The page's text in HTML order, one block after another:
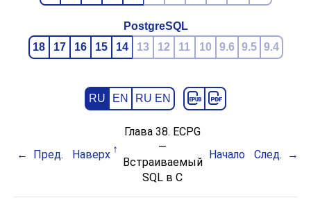
PostgreSQL
18
17 16 15 14 13 12 11 10 9.6 9.5 9.4
RU EN RU EN
Пред. Наверх
Глава 38. ECPG
—
Встраиваемый
SQL в C
Начало След.